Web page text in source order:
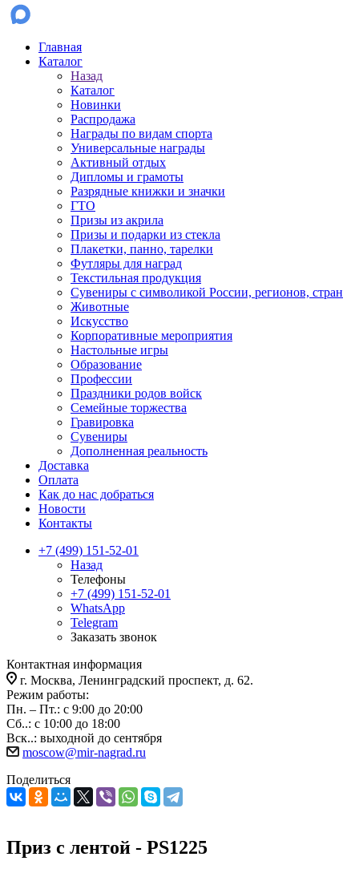
Главная
Каталог
Назад
Каталог
Новинки
Распродажа
Награды по видам спорта
Универсальные награды
Активный отдых
Дипломы и грамоты
Разрядные книжки и значки
ГТО
Призы из акрила
Призы и подарки из стекла
Плакетки, панно, тарелки
Футляры для наград
Текстильная продукция
Сувениры с символикой России, регионов, стран
Животные
Искусство
Корпоративные мероприятия
Настольные игры
Образование
Профессии
Праздники родов войск
Семейные торжества
Гравировка
Сувениры
Дополненная реальность
Доставка
Оплата
Как до нас добраться
Новости
Контакты
+7 (499) 151-52-01
Назад
Телефоны
+7 (499) 151-52-01
WhatsApp
Telegram
Заказать звонок
Контактная информация
г. Москва, Ленинградский проспект, д. 62.
Режим работы:
Пн. – Пт.: с 9:00 до 20:00
Сб..: с 10:00 до 18:00
Вск..: выходной до сентября
moscow@mir-nagrad.ru
Поделиться
Приз с лентой - PS1225